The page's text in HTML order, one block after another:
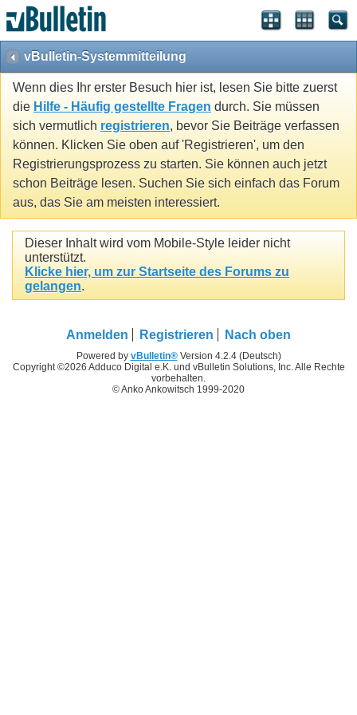
vBulletin-Systemmitteilung
Wenn dies Ihr erster Besuch hier ist, lesen Sie bitte zuerst
die Hilfe - Häufig gestellte Fragen durch. Sie müssen
sich vermutlich registrieren, bevor Sie Beiträge verfassen
können. Klicken Sie oben auf 'Registrieren', um den
Registrierungsprozess zu starten. Sie können auch jetzt
schon Beiträge lesen. Suchen Sie sich einfach das Forum
aus, das Sie am meisten interessiert.
Dieser Inhalt wird vom Mobile-Style leider nicht
unterstützt.
Klicke hier, um zur Startseite des Forums zu
gelangen.
Anmelden Registrieren Nach oben
Powered by vBulletin®Version 4.2.4 (Deutsch)
Copyright ©2026 Adduco Digital e.K. und vBulletin Solutions, Inc. Alle Rechte
vorbehalten.
© Anko Ankowitsch 1999-2020